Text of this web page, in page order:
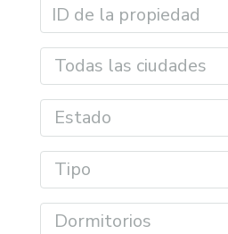
Todas las ciudades
Estado
Tipo
Dormitorios